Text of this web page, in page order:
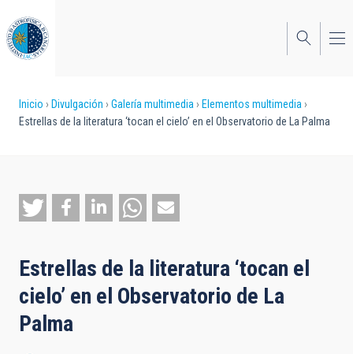
al
contenido
principal
Sobrescribir
ayuda
a
navegación
Inicio Divulgación Galería multimedia
Elementos multimedia
Estrellas de la literatura ‘tocan el cielo’ en el Observatorio de La Palma
Estrellas de la literatura ‘tocan el
cielo’ en el Observatorio de La
Palma